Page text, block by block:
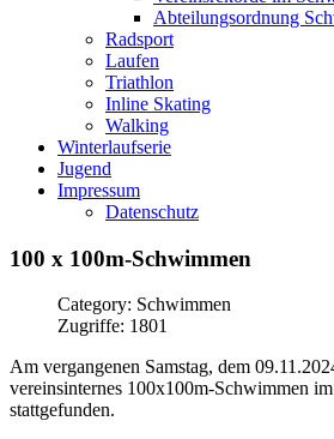
Abteilungsordnung
Radsport
Laufen
Triathlon
Inline Skating
Walking
Winterlaufserie
Jugend
Impressum
Datenschutz
100 x 100m-Schwimmen
Category: Schwimmen
Zugriffe: 1801
Am vergangenen Samstag, dem
vereinsinternes 100x100m-Schwimmen
stattgefunden.